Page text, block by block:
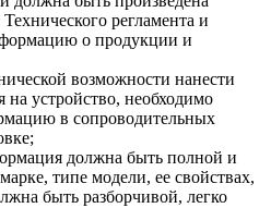
регламента и
о продукции и
возможности нанести
на устройство, необходимо
в сопроводительных
должна быть полной и
типе модели, ее свойствах,
быть разборчивой, легко